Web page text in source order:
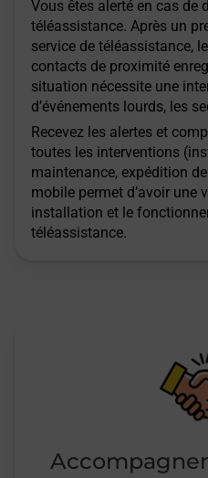
Vous êtes alerté en cas de
téléassistance. Après un
service de téléassistance,
contacts de proximité
situation nécessite une
d’événements lourds, les
Recevez les alertes et
toutes les interventions
maintenance, expédition
mobile permet d’avoir une
installation et le
téléassistance.